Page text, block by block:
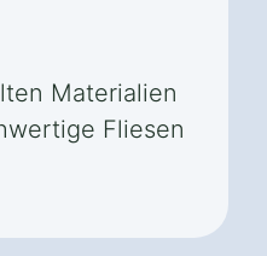
Materialien
Fliesen